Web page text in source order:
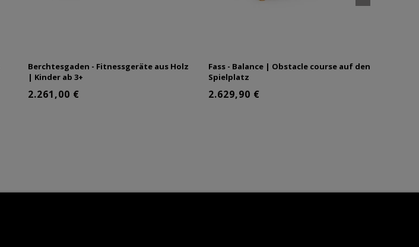
Berchtesgaden - Fitnessgeräte aus Holz
| Kinder ab 3+
2.261,00 €
Fass - Balance | Obstacle course auf den
Spielplatz
2.629,90 €